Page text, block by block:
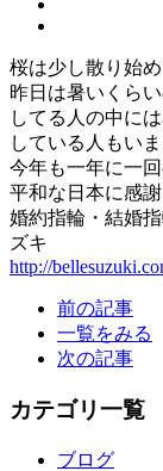
桜は少し散り始
昨日は暑いくら
してる人の中に
している人もいま
今年も一年に一
平和な日本に感謝
婚約指輪・結婚
ズキ
http://
前の記事
一覧をみる
次の記事
カテゴリ一覧
ブログ